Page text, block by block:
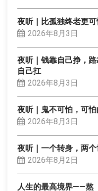
夜听｜比孤独终老更
2026年8月3日
夜听｜钱靠自己挣，
自己扛
2026年8月3日
夜听｜鬼不可怕，可怕
2026年8月3日
夜听｜一个转身，两
2026年8月2日
人生的最高境界——熬